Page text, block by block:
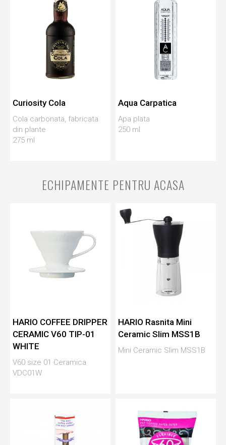
Curiosity Cola
Cola carbonata, fabricata
din plante
275 ml
Aqua Carpatica
Apa plata
250 ml
ECHIPAMENTE PENTRU ACASA
HARIO COFFEE DRIPPER
CERAMIC V60 TIP-01
WHITE
V60 size 01 Ceramica
VDC01W
HARIO Rasnita Mini
Ceramic Slim MSS1B
Mini Ceramic Slim MSS1B